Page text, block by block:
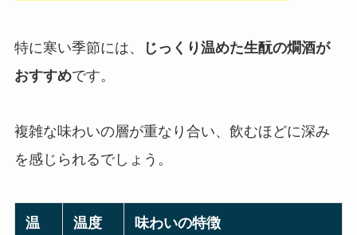
特に寒い季節には、
じっくり温めた生酛の燗酒が
おすすめです。
複雑な味わいの層が重なり合い、飲むほどに深み
を感じられるでしょう。
温
温度 味わいの特徴